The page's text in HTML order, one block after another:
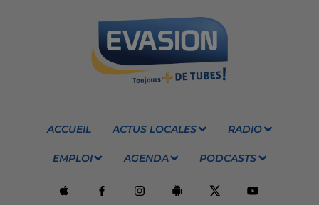
ACCUEIL ACTUS LOCALES RADIO
EMPLOI AGENDA PODCASTS